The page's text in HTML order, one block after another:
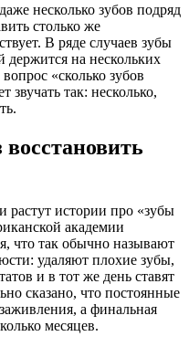
несколько зубов подряд
столько же
В ряде случаев зубы
держится на нескольких
«сколько зубов
звучать так: несколько,
растут истории про «зубы
академии
что так обычно называют
удаляют плохие зубы,
и в тот же день ставят
сказано, что постоянные
а финальная
месяцев.